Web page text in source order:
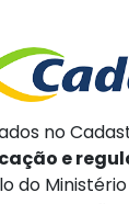
no
e
do